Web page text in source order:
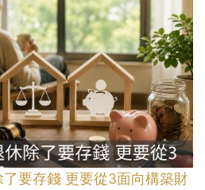
要存錢 更要從3面向構築財